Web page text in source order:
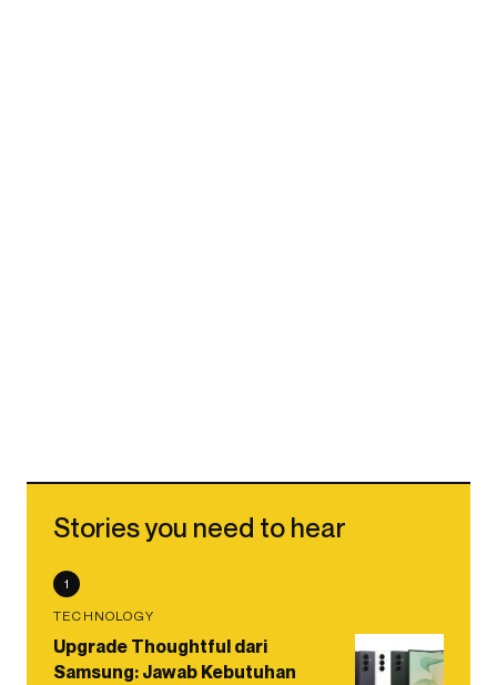
Stories you need to hear
1
TECHNOLOGY
Upgrade Thoughtful dari
Samsung: Jawab Kebutuhan